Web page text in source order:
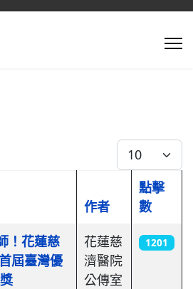
每頁顯示條數
作者
點擊
數
！花蓮慈
屆臺灣優
花蓮慈
濟醫院
公傳室
1201